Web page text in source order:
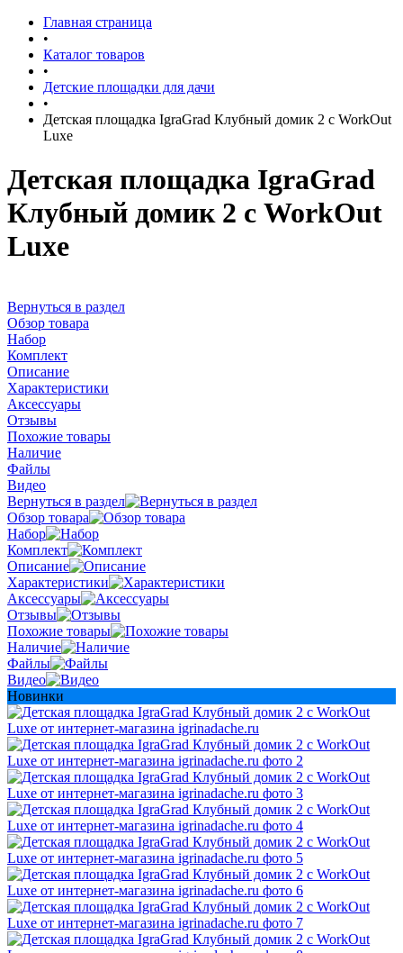
Главная страница
•
Каталог товаров
•
Детские площадки для дачи
•
Детская площадка IgraGrad Клубный домик 2 с WorkOut
Luxe
Детская площадка IgraGrad
Клубный домик 2 с WorkOut
Luxe
Вернуться в раздел
Обзор товара
Набор
Комплект
Описание
Характеристики
Аксессуары
Отзывы
Похожие товары
Наличие
Файлы
Видео
Вернуться в раздел
Обзор товара
Набор
Комплект
Описание
Характеристики
Аксессуары
Отзывы
Похожие товары
Наличие
Файлы
Видео
Новинки